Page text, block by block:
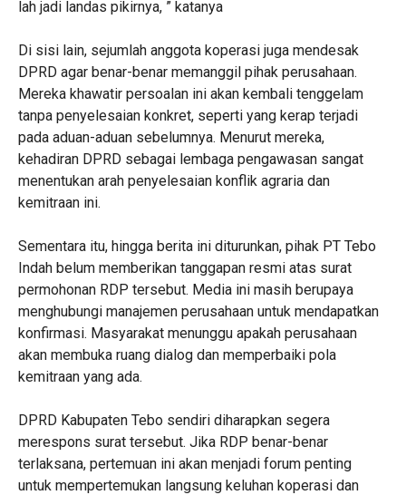
lah jadi landas pikirnya, ” katanya
Di sisi lain, sejumlah anggota koperasi juga mendesak
DPRD agar benar-benar memanggil pihak perusahaan.
Mereka khawatir persoalan ini akan kembali tenggelam
tanpa penyelesaian konkret, seperti yang kerap terjadi
pada aduan-aduan sebelumnya. Menurut mereka,
kehadiran DPRD sebagai lembaga pengawasan sangat
menentukan arah penyelesaian konflik agraria dan
kemitraan ini.
Sementara itu, hingga berita ini diturunkan, pihak PT Tebo
Indah belum memberikan tanggapan resmi atas surat
permohonan RDP tersebut. Media ini masih berupaya
menghubungi manajemen perusahaan untuk mendapatkan
konfirmasi. Masyarakat menunggu apakah perusahaan
akan membuka ruang dialog dan memperbaiki pola
kemitraan yang ada.
DPRD Kabupaten Tebo sendiri diharapkan segera
merespons surat tersebut. Jika RDP benar-benar
terlaksana, pertemuan ini akan menjadi forum penting
untuk mempertemukan langsung keluhan koperasi dan